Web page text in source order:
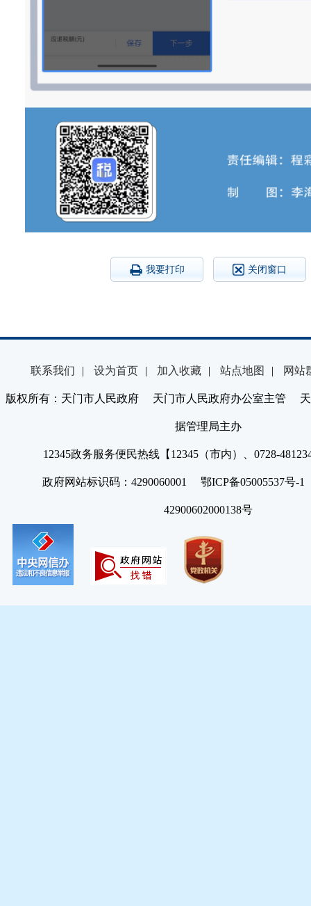
我要打印 关闭窗口
联系我们 | 设为首页 | 加入收藏 | 站点地图 | 网站
版权所有：天门市人民政府 天门市人民政府办公室主管 天
据管理局主办
12345政务服务便民热线【12345（市内）、0728-
政府网站标识码：4290060001 鄂ICP备05005537号
42900602000138号